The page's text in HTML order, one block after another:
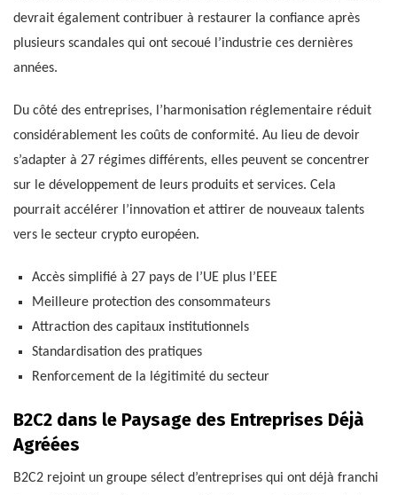
devrait également contribuer à restaurer la confiance après
plusieurs scandales qui ont secoué l’industrie ces dernières
années.
Du côté des entreprises, l’harmonisation réglementaire réduit
considérablement les coûts de conformité. Au lieu de devoir
s’adapter à 27 régimes différents, elles peuvent se concentrer
sur le développement de leurs produits et services. Cela
pourrait accélérer l’innovation et attirer de nouveaux talents
vers le secteur crypto européen.
Accès simplifié à 27 pays de l’UE plus l’EEE
Meilleure protection des consommateurs
Attraction des capitaux institutionnels
Standardisation des pratiques
Renforcement de la légitimité du secteur
B2C2 dans le Paysage des Entreprises Déjà
Agréées
B2C2 rejoint un groupe sélect d’entreprises qui ont déjà franchi